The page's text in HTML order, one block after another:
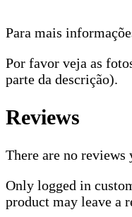
Para mais
Por favor veja as
parte da descrição).
Reviews
There are no reviews
Only logged in
product may leave a